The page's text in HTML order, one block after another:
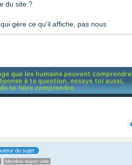
du site ?
gère ce qu'il affiche, pas nous
du sujet
Membre super utile